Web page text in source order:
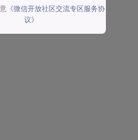
《微信开放社区交流专区服务协
议》